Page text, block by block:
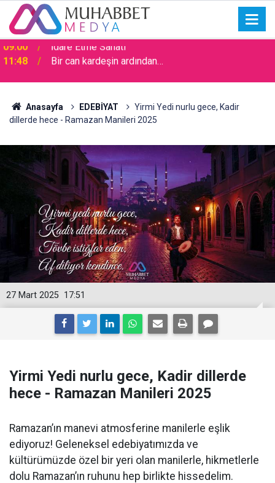
11:48 Bir can kardeşin ardından…
Anasayfa EDEBİYAT
Yirmi Yedi nurlu gece, Kadir
dillerde hece - Ramazan Manileri 2025
17:51
27 Mart 2025
Yirmi Yedi nurlu gece, Kadir dillerde
hece - Ramazan Manileri 2025
Ramazan’ın manevi atmosferine manilerle eşlik
ediyoruz! Geleneksel edebiyatımızda ve
kültürümüzde özel bir yeri olan manilerle, hikmetlerle
dolu Ramazan’ın ruhunu hep birlikte hissedelim.